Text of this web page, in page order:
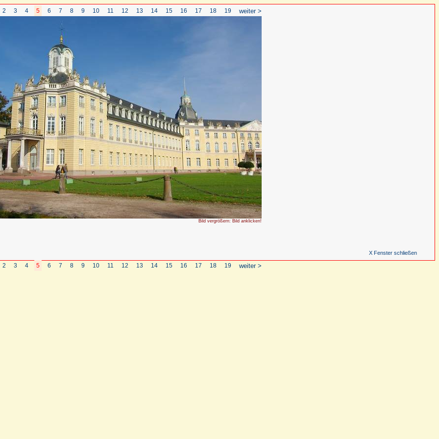
2 3 4 5 6 7 8 9 10 11 12 13 14 15 16 17 18 19 weiter >
Bild vergrößern: Bild anklicken!
X Fenster schließen
2 3 4 5 6 7 8 9 10 11 12 13 14 15 16 17 18 19 weiter >